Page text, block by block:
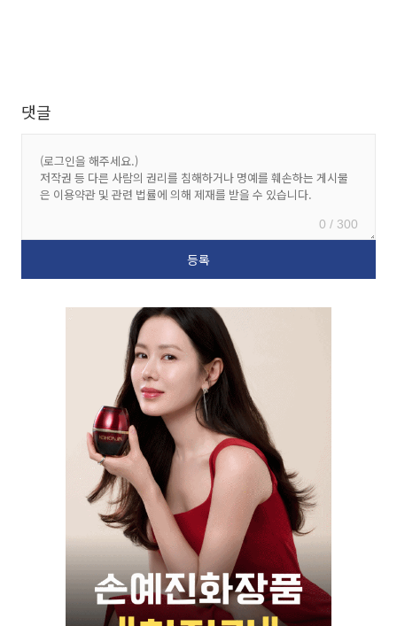
댓글
0 / 300